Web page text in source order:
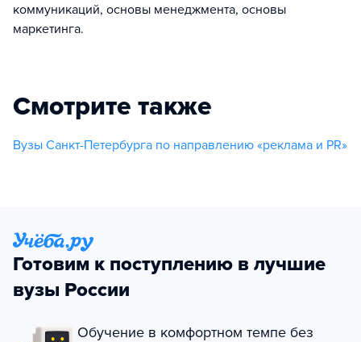
коммуникаций, основы менеджмента, основы
маркетинга.
Смотрите также
Вузы Санкт-Петербурга по направлению «реклама и PR»
Готовим к поступлению в лучшие
вузы России
Обучение в комфортном темпе без